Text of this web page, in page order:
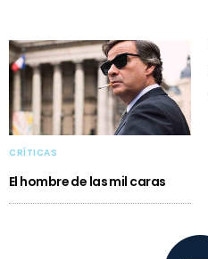
CRÍTICAS
El hombre de las mil caras